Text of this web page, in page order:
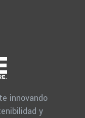
innovando
y